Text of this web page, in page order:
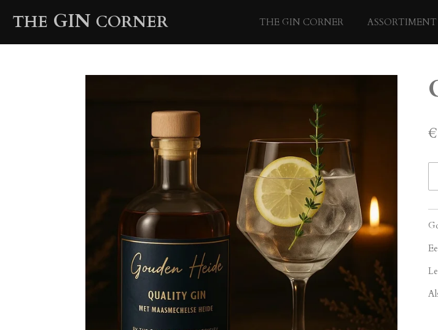
direct
THE GIN CORNER THE GIN CORNER